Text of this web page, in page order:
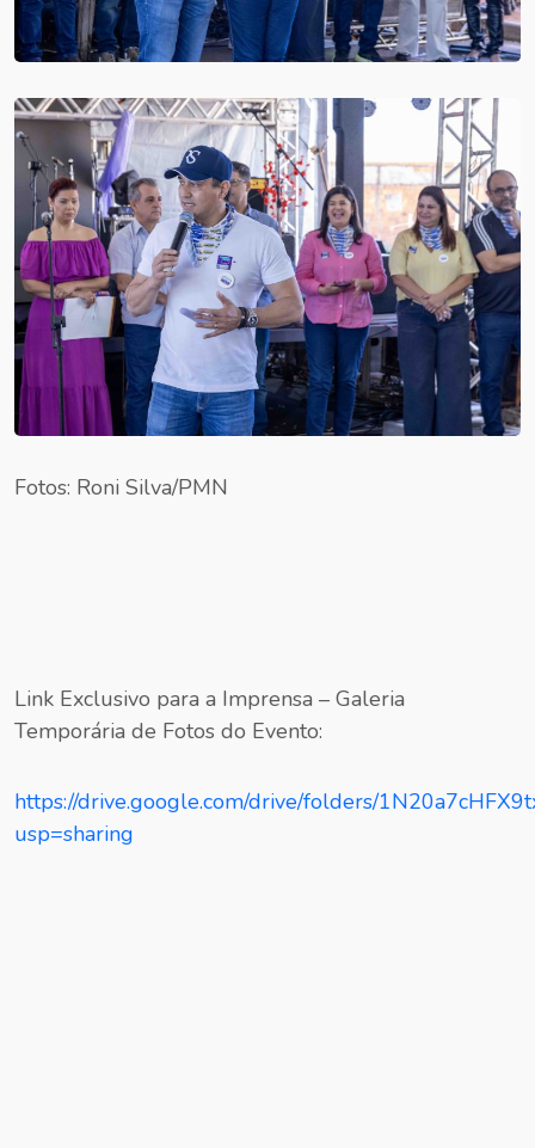
Fotos: Roni Silva/PMN
Link Exclusivo para a Imprensa – Galeria
Temporária de Fotos do Evento:
https://drive.google.com/drive/folders/
usp=sharing